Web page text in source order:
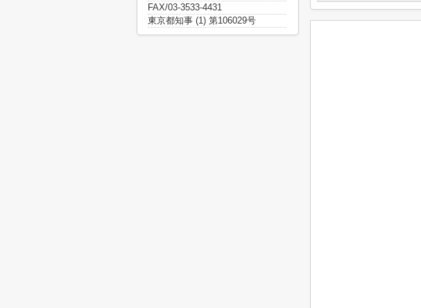
FAX/03-3533-4431
東京都知事 (1) 第106029号